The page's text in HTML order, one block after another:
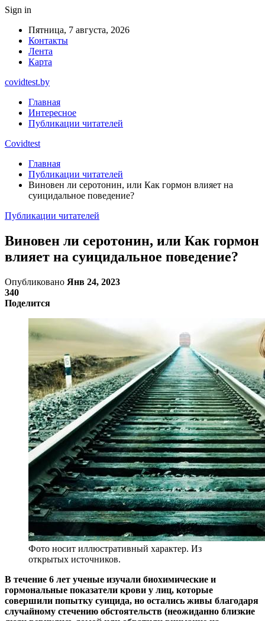
Sign in
Пятница, 7 августа, 2026
Контакты
Лента
Карта
covidtest.by
Главная
Интересное
Публикации читателей
Covidtest
Главная
Публикации читателей
Виновен ли серотонин, или Как гормон влияет на
суицидальное поведение?
Публикации читателей
Виновен ли серотонин, или Как гормон
влияет на суицидальное поведение?
Опубликовано Янв 24, 2023
340
Поделится
Фото носит иллюстративный характер. Из
открытых источников.
В течение 6 лет ученые изучали биохимические и
гормональные показатели крови у лиц, которые
совершили попытку суицида, но остались живы благодаря
случайному стечению обстоятельств (неожиданно близкие